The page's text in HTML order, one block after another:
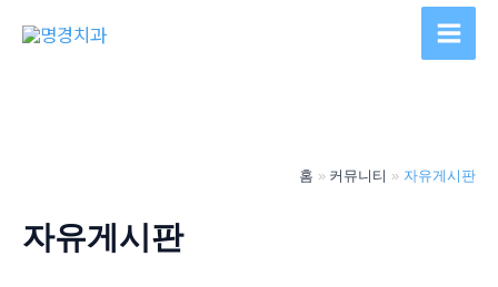
Main
홈 커뮤니티 자유게시판
자유게시판